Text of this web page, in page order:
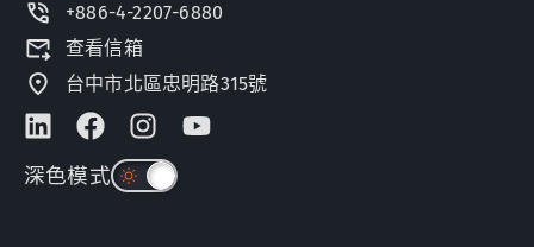
+886-4-2207-6880
查看信箱
台中市北區忠明路315號
深色模式